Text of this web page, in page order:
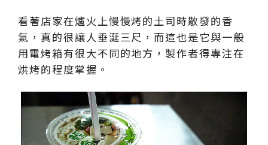
看著店家在爐火上慢慢烤的土司時散發的香
氣，真的很讓人垂涎三尺，而這也是它與一般
用電烤箱有很大不同的地方，製作者得專注在
烘烤的程度掌握。